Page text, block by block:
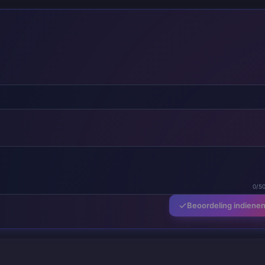
0/
Beoordeling indienen